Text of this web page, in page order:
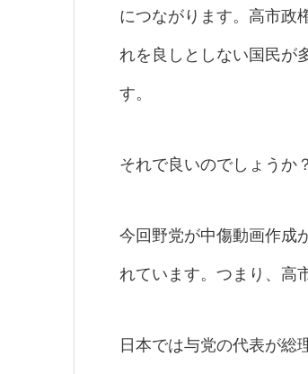
につながります。高市政
れを良しとしない国民が
す。
それで良いのでしょうか？
今回野党が中傷動画作成
れています。つまり、高
日本では与党の代表が総